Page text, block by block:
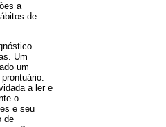
a
de
Um
um
a ler e
o
e seu
de